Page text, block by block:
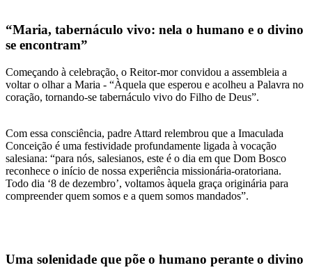
“Maria, tabernáculo vivo: nela o humano e o divino
se encontram”
Começando à celebração, o Reitor-mor convidou a assembleia a
voltar o olhar a Maria - “Àquela que esperou e acolheu a Palavra no
coração, tornando-se tabernáculo vivo do Filho de Deus”.
Com essa consciência, padre Attard relembrou que a Imaculada
Conceição é uma festividade profundamente ligada à vocação
salesiana: “para nós, salesianos, este é o dia em que Dom Bosco
reconhece o início de nossa experiência missionária-oratoriana.
Todo dia ‘8 de dezembro’, voltamos àquela graça originária para
compreender quem somos e a quem somos mandados”.
Uma solenidade que põe o humano perante o divino